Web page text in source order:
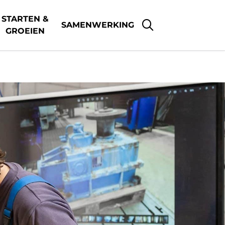
STARTEN &
GROEIEN
SAMENWERKING